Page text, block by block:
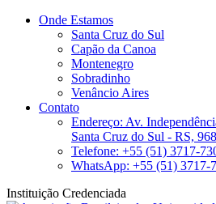
Onde Estamos
Santa Cruz do Sul
Capão da Canoa
Montenegro
Sobradinho
Venâncio Aires
Contato
Endereço: Av.
Santa Cruz do Sul - RS,
Telefone: +55 (51) 3717-
WhatsApp: +55 (51) 3717-
Instituição Credenciada